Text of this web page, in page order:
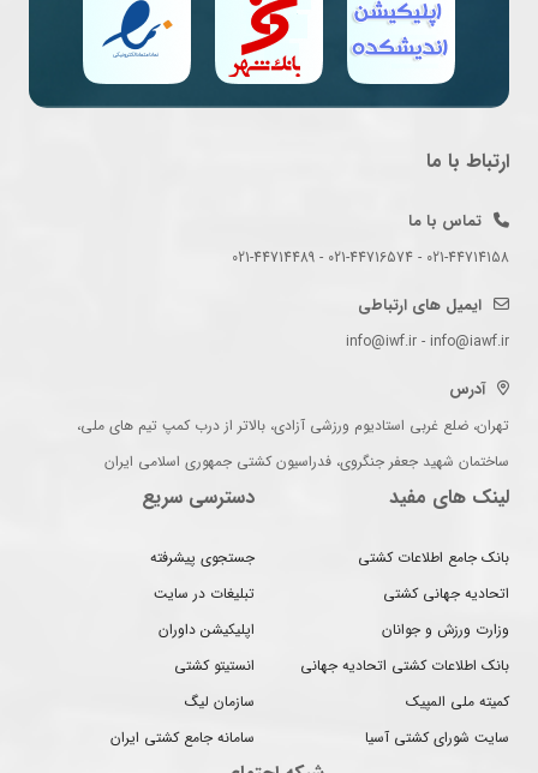
ارتباط با ما
تماس با ما
021-44714158 - 021-44716574 - 021-44714489
ایمیل های ارتباطی
info@iwf.ir - info@iawf.ir
آدرس
تهران، ضلع غربی استادیوم ورزشی آزادی، بالاتر از درب کمپ تیم های ملی،
ساختمان شهید جعفر جنگروی، فدراسیون کشتی جمهوری اسلامی ایران
لینک های مفید
بانک جامع اطلاعات کشتی
اتحادیه جهانی کشتی
وزارت ورزش و جوانان
بانک اطلاعات کشتی اتحادیه جهانی
کمیته ملی المپیک
سایت شورای کشتی آسیا
دسترسی سریع
جستجوی پیشرفته
تبلیغات در سایت
اپلیکیشن داوران
انستیتو کشتی
سازمان لیگ
سامانه جامع کشتی ایران